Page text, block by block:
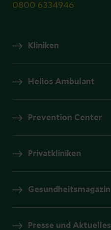
0800 6334946
Kliniken
Helios Ambulant
Prevention Center
Privatkliniken
Gesundheitsmagazin
Presse und Aktuelles